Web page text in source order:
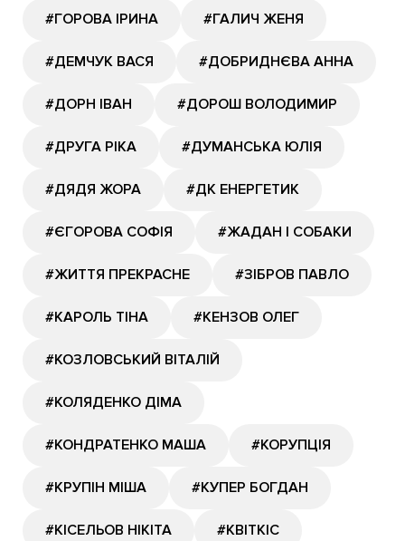
#ГОРОВА ІРИНА #ГАЛИЧ ЖЕНЯ
#ДЕМЧУК ВАСЯ #ДОБРИДНЄВА АННА
#ДОРН ІВАН #ДОРОШ ВОЛОДИМИР
#ДРУГА РІКА #ДУМАНСЬКА ЮЛІЯ
#ДЯДЯ ЖОРА #ДК ЕНЕРГЕТИК
#ЄГОРОВА СОФІЯ #ЖАДАН І СОБАКИ
#ЖИТТЯ ПРЕКРАСНЕ #ЗІБРОВ ПАВЛО
#КАРОЛЬ ТІНА #КЕНЗОВ ОЛЕГ
#КОЗЛОВСЬКИЙ ВІТАЛІЙ
#КОЛЯДЕНКО ДІМА
#КОНДРАТЕНКО МАША #КОРУПЦІЯ
#КРУПІН МІША #КУПЕР БОГДАН
#КІСЕЛЬОВ НІКІТА #КВІТКІС